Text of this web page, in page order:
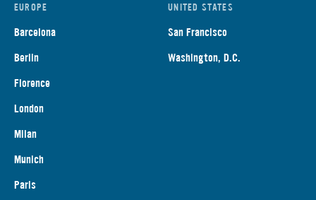
EUROPE
Barcelona
Berlin
Florence
London
Milan
Munich
Paris
UNITED STATES
San Francisco
Washington, D.C.